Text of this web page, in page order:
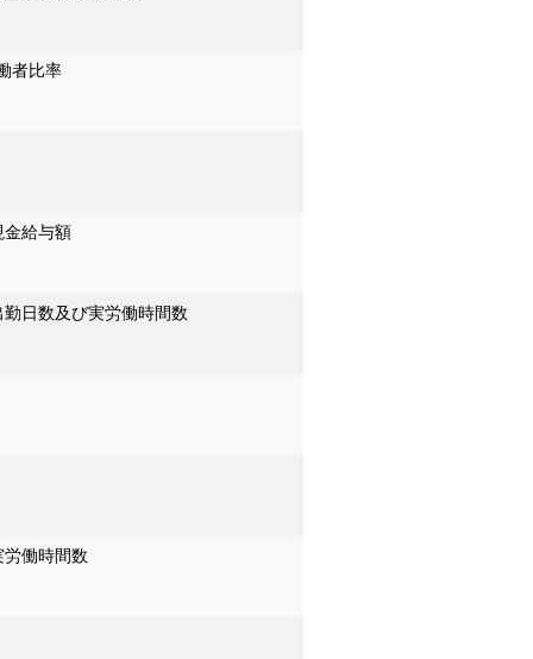
者比率
金給与額
日数及び実労働時間数
働時間数